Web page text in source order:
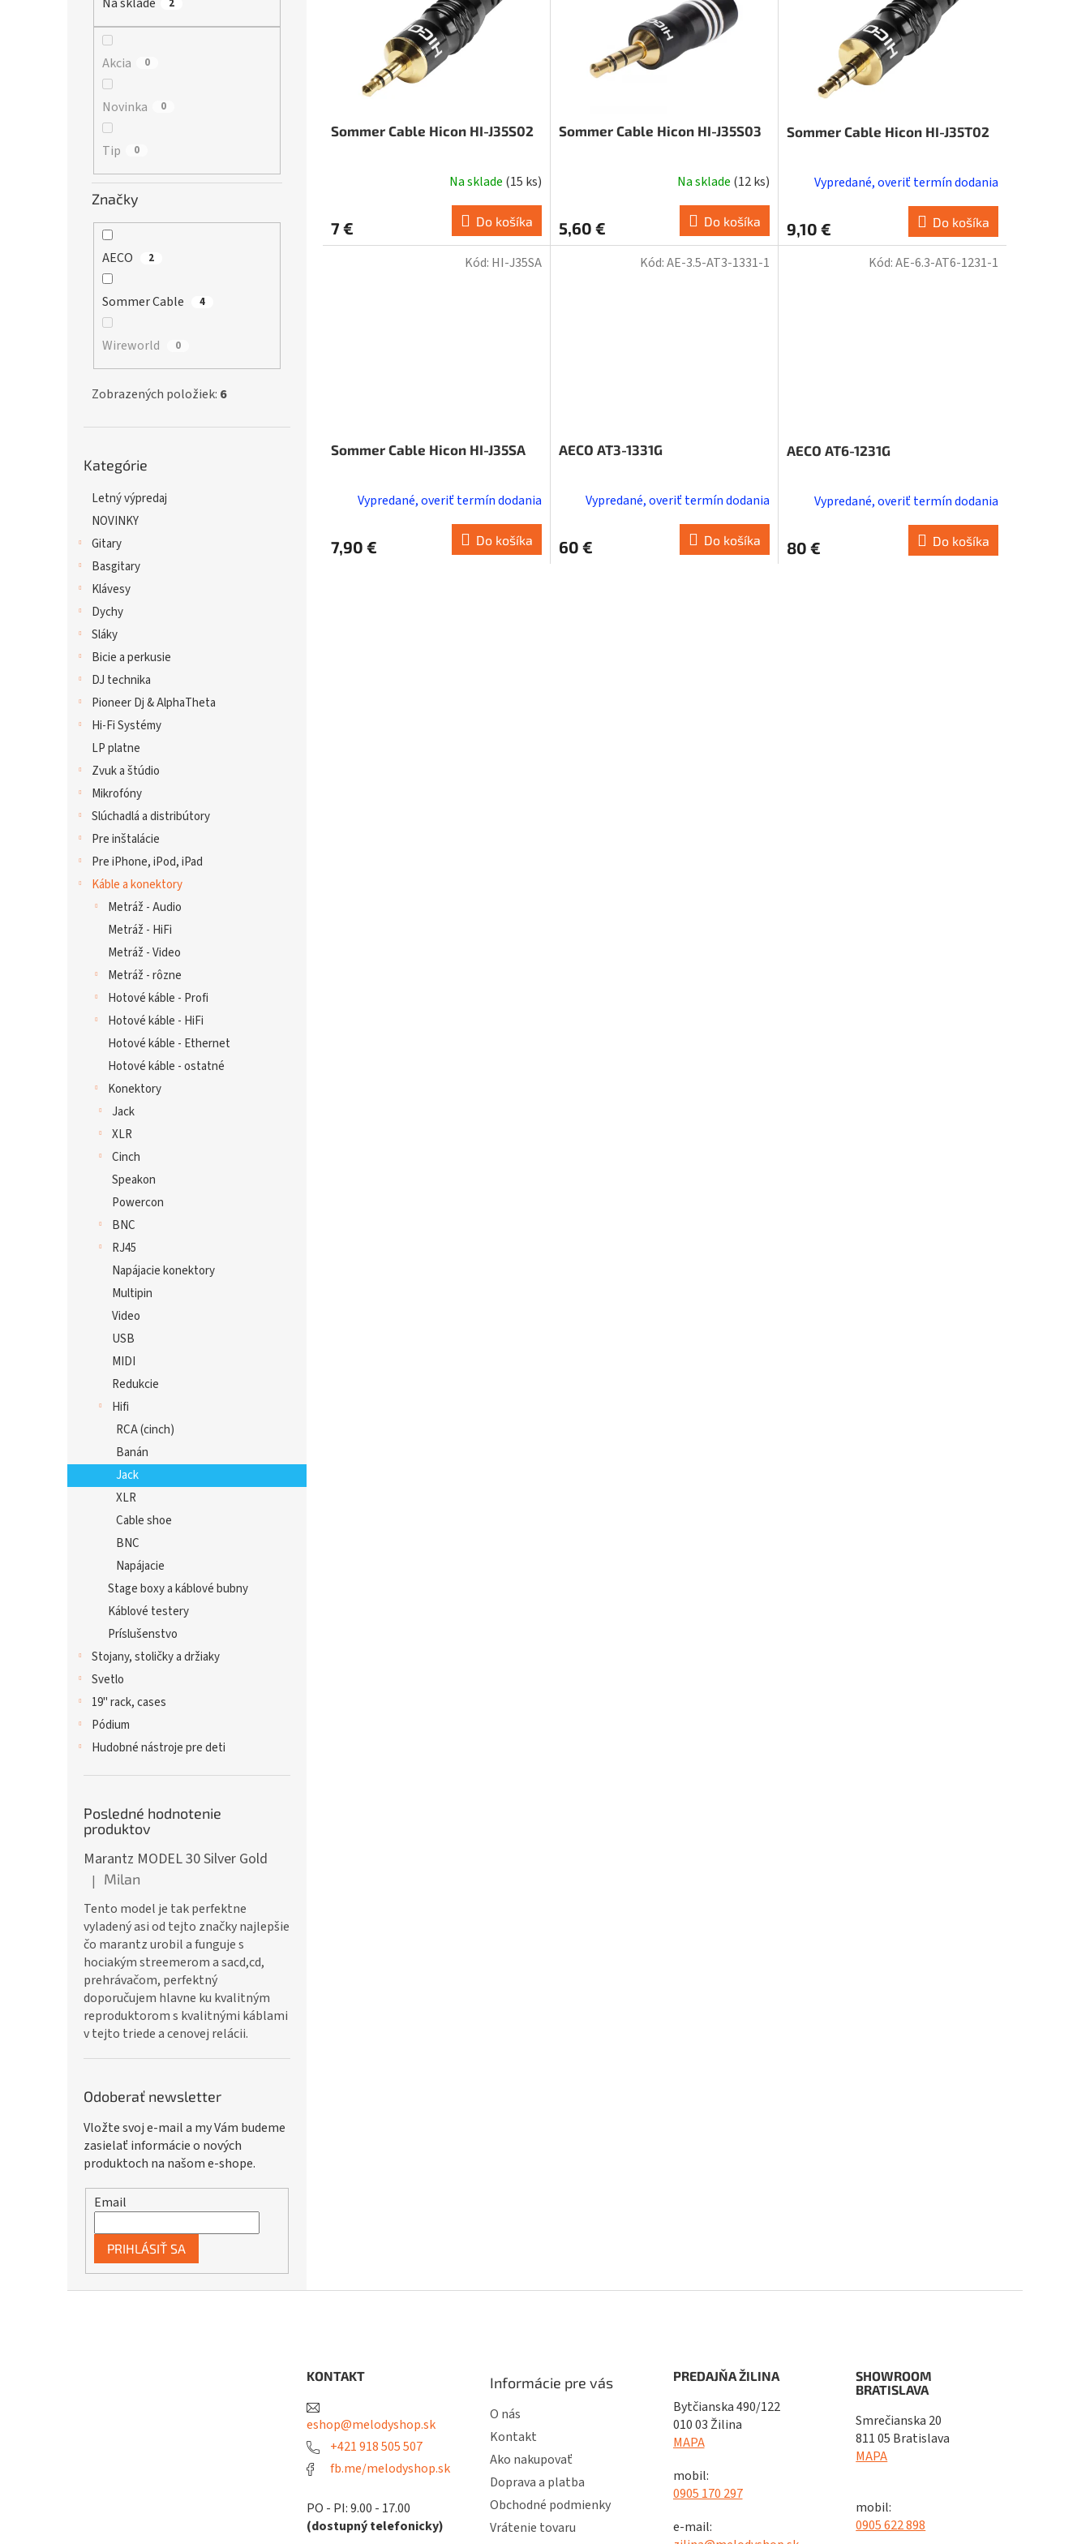
2
Akcia 0
Novinka 0
Tip 0
Značky
AECO 2
Sommer Cable 4
Wireworld 0
Zobrazených položiek: 6
kategórie
Kategórie
Letný výpredaj
NOVINKY
Gitary
Basgitary
Klávesy
Dychy
Sláky
Bicie a perkusie
DJ technika
Pioneer Dj & AlphaTheta
Hi-Fi Systémy
LP platne
Zvuk a štúdio
Mikrofóny
Slúchadlá a distribútory
Pre inštalácie
Pre iPhone, iPod, iPad
Káble a konektory
Metráž - Audio
Metráž - HiFi
Metráž - Video
Metráž - rôzne
Hotové káble - Profi
Hotové káble - HiFi
Hotové káble - Ethernet
Hotové káble - ostatné
Konektory
Jack
XLR
Cinch
Speakon
Powercon
BNC
RJ45
Napájacie konektory
Multipin
Video
USB
MIDI
Redukcie
Hifi
RCA (cinch)
Banán
Jack
XLR
Cable shoe
BNC
Napájacie
Stage boxy a káblové bubny
Káblové testery
Príslušenstvo
Stojany, stoličky a držiaky
Svetlo
19" rack, cases
Pódium
Hudobné nástroje pre deti
Posledné hodnotenie
produktov
Marantz MODEL 30 Silver Gold
Hodnotenie produktu je 5 z 5 hviezdičiek.
| Milan
Tento model je tak perfektne
vyladený asi od tejto značky najlepšie
čo marantz urobil a funguje s
hociakým streemerom a sacd,cd,
prehrávačom, perfektný
doporučujem hlavne ku kvalitným
reproduktorom s kvalitnými káblami
v tejto triede a cenovej relácii.
Odoberať newsletter
Vložte svoj e-mail a my Vám budeme
zasielať informácie o nových
produktoch na našom e-shope.
Email
PRIHLÁSIŤ SA
Sommer Cable Hicon HI-J35S02
Na sklade (15 ks)
7 € Do košíka
Sommer Cable Hicon HI-J35S03
Na sklade (12 ks)
5,60 € Do košíka
Sommer Cable Hicon HI-J35T02
Vypredané, overiť termín dodania
9,10 € Do košíka
Sommer Cable Hicon HI-J35SA
Vypredané, overiť termín dodania
7,90 € Do košíka
Kód: HI-J35SA
AECO AT3-1331G
Vypredané, overiť termín dodania
60 € Do košíka
Kód:AE-3.5-AT3-1331-1
AECO AT6-1231G
Vypredané, overiť termín dodania
80 € Do košíka
Kód:AE-6.3-AT6-1231-1
KONTAKT
eshop@melodyshop.sk
+421 918 505 507
fb.me/melodyshop.sk
PO - PI: 9.00 - 17.00
(dostupný telefonicky)
Informácie pre vás
O nás
Kontakt
Ako nakupovať
Doprava a platba
Obchodné podmienky
Vrátenie tovaru
PREDAJŇA ŽILINA
Bytčianska 490/122
010 03 Žilina
MAPA
mobil:
0905 170 297
e-mail:
SHOWROOM
BRATISLAVA
Smrečianska 20
811 05 Bratislava
MAPA
mobil:
0905 622 898